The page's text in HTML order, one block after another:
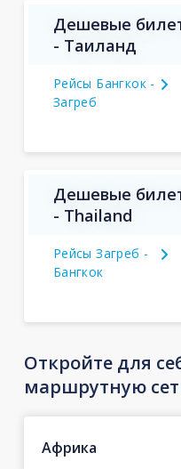
Дешевые
- Таиланд
Рейсы Бангкок -
Загреб
Дешевые
- Thailand
Рейсы Загреб -
Бангкок
Откройте для
маршрутную
Африка